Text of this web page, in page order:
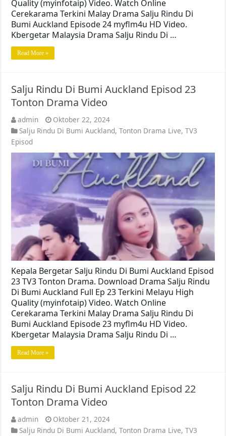
Quality (myinfotaip) Video. Watch Online
Cerekarama Terkini Malay Drama Salju Rindu Di
Bumi Auckland Episode 24 myflm4u HD Video.
Kbergetar Malaysia Drama Salju Rindu Di …
Read More »
Salju Rindu Di Bumi Auckland Episod 23
Tonton Drama Video
admin
Oktober 22, 2024
Salju Rindu Di Bumi Auckland,Tonton Drama Live,TV3
Episod
Kepala Bergetar Salju Rindu Di Bumi Auckland Episod
23 TV3 Tonton Drama. Download Drama Salju Rindu
Di Bumi Auckland Full Ep 23 Terkini Melayu High
Quality (myinfotaip) Video. Watch Online
Cerekarama Terkini Malay Drama Salju Rindu Di
Bumi Auckland Episode 23 myflm4u HD Video.
Kbergetar Malaysia Drama Salju Rindu Di …
Read More »
Salju Rindu Di Bumi Auckland Episod 22
Tonton Drama Video
admin
Oktober 21, 2024
Salju Rindu Di Bumi Auckland,Tonton Drama Live,TV3